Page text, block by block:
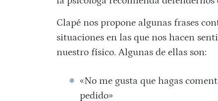
Clapé nos propone algunas frases
situaciones en las que nos hacen
nuestro físico. Algunas de ellas son:
«No me gusta que hagas
pedido»